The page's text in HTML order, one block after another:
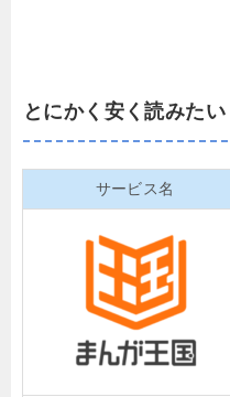
とにかく安く読みたい
サービス名